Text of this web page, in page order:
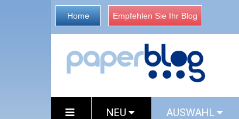
Home Empfehlen Sie Ihr Blog
NEU AUSWAHL